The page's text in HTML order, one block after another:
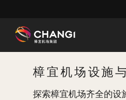
樟宜机场设施
探索樟宜机场齐全的